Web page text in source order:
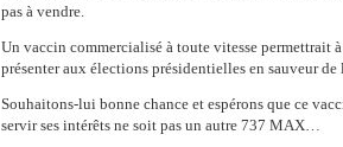
pas à vendre.
Un vaccin commercialisé à toute vitesse permettrait
présenter aux élections présidentielles en sauveur
Souhaitons-lui bonne chance et espérons que ce
servir ses intérêts ne soit pas un autre 737 MAX…